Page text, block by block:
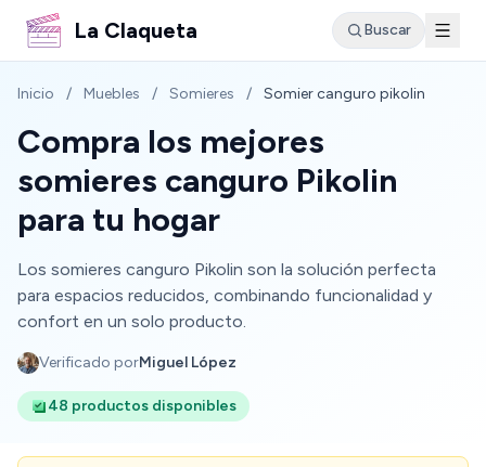
La Claqueta Buscar
Inicio / Muebles / Somieres / Somier canguro pikolin
Compra los mejores
somieres canguro Pikolin
para tu hogar
Los somieres canguro Pikolin son la solución perfecta
para espacios reducidos, combinando funcionalidad y
confort en un solo producto.
Verificado porMiguel López
48 productos disponibles